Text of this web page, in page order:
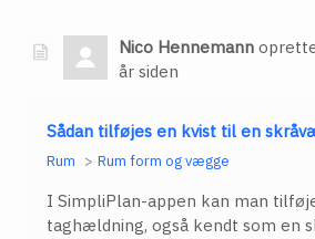
Nico Hennemann
år siden
Sådan tilføjes en kvist til en
Rum Rum form og vægge
I SimpliPlan-appen kan man
taghældning, også kendt som en